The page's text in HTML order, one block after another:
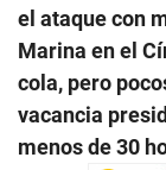
el ataque con
Marina en el
cola, pero
vacancia
menos de 30